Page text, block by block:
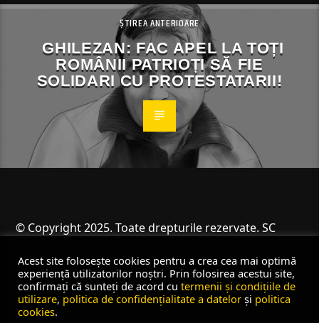
ȘTIREA ANTERIOARE
GHILEZAN: FAC APEL LA TOȚI
ROMÂNII PATRIOȚI SĂ FIE
SOLIDARI CU PROTESTATARII!
© Copyright 2025. Toate drepturile rezervate. SC
Acest site folosește cookies pentru a crea cea mai optimă
experiență utilizatorilor noștri. Prin folosirea acestui site,
confirmați că sunteți de acord cu termenii și condițiile de
utilizare, politica de confidențialitate a datelor și politica
cookies.